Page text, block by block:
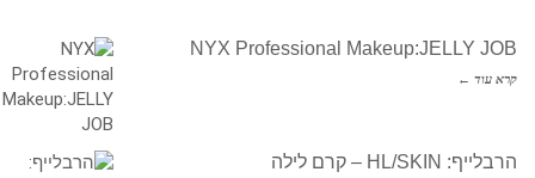
NYX Professional Makeup:JELLY JOB
קרא עוד ←
הרבלייף: HL/SKIN – קרם לילה